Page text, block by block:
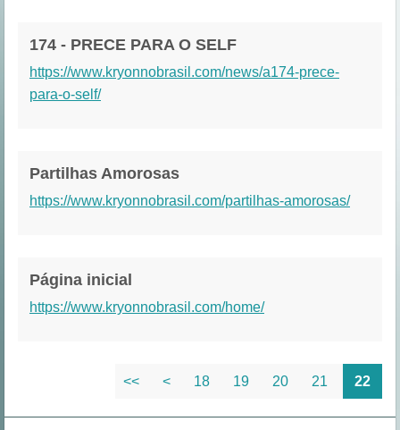
174 - PRECE PARA O SELF
https://www.kryonnobrasil.com/news/a174-prece-
para-o-self/
Partilhas Amorosas
https://www.kryonnobrasil.com/partilhas-amorosas/
Página inicial
https://www.kryonnobrasil.com/home/
<< < 18 19 20 21 22